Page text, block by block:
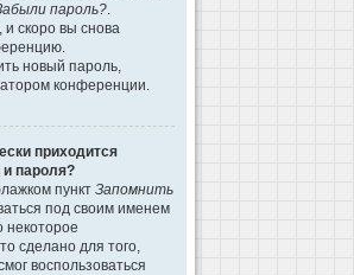
пароль?.
скоро вы снова
новый пароль,
конференции.
приходится
и пароля?
пункт Запомнить
под своим именем
некоторое
сделано для того,
воспользоваться